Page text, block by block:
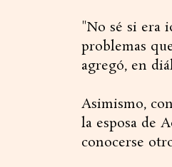
"No sé si era
problemas
agregó, en
Asimismo,
la esposa de
conocerse